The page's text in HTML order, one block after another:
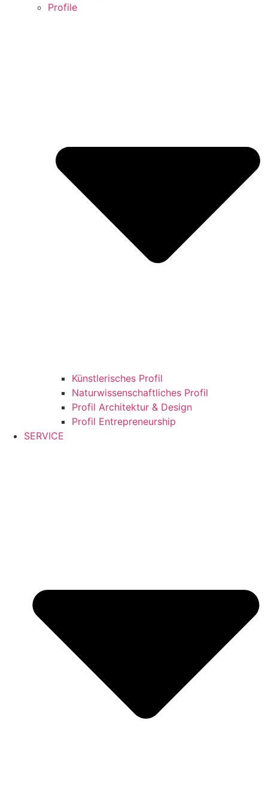
Profile
Künstlerisches Profil
Naturwissenschaftliches Profil
Profil Architektur & Design
Profil Entrepreneurship
SERVICE